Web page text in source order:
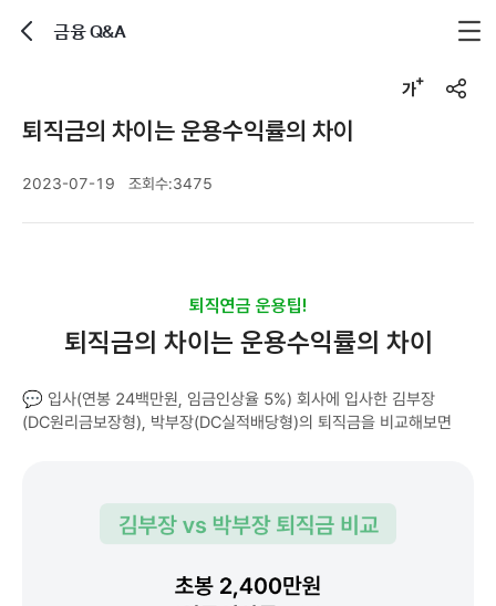
금융 Q&A
퇴직금의 차이는 운용수익률의 차이
2023-07-19 조회수:3475
퇴직연금 운용팁!
퇴직금의 차이는 운용수익률의 차이
💬 입사(연봉 24백만원, 임금인상율 5%) 회사에 입사한 김부장
(DC원리금보장형), 박부장(DC실적배당형)의 퇴직금을 비교해보면